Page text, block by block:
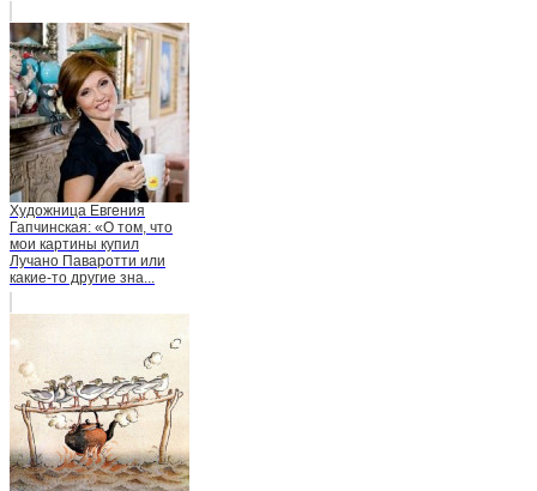
Художница Евгения
Гапчинская: «О том, что
мои картины купил
Лучано Паваротти или
какие-то другие зна...